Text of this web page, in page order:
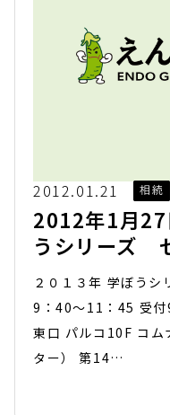
2012.01.21 相続
2012年1月
うシリーズ
２０１３年 学ぼう
9：40～11：45 受
東口 パルコ10F コム
ター） 第14…